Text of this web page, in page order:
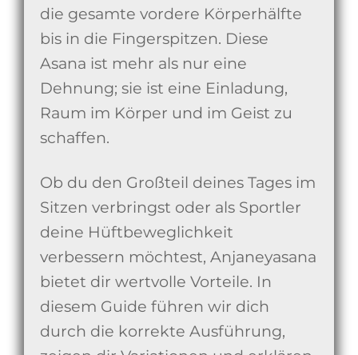
die gesamte vordere Körperhälfte
bis in die Fingerspitzen. Diese
Asana ist mehr als nur eine
Dehnung; sie ist eine Einladung,
Raum im Körper und im Geist zu
schaffen.
Ob du den Großteil deines Tages im
Sitzen verbringst oder als Sportler
deine Hüftbeweglichkeit
verbessern möchtest, Anjaneyasana
bietet dir wertvolle Vorteile. In
diesem Guide führen wir dich
durch die korrekte Ausführung,